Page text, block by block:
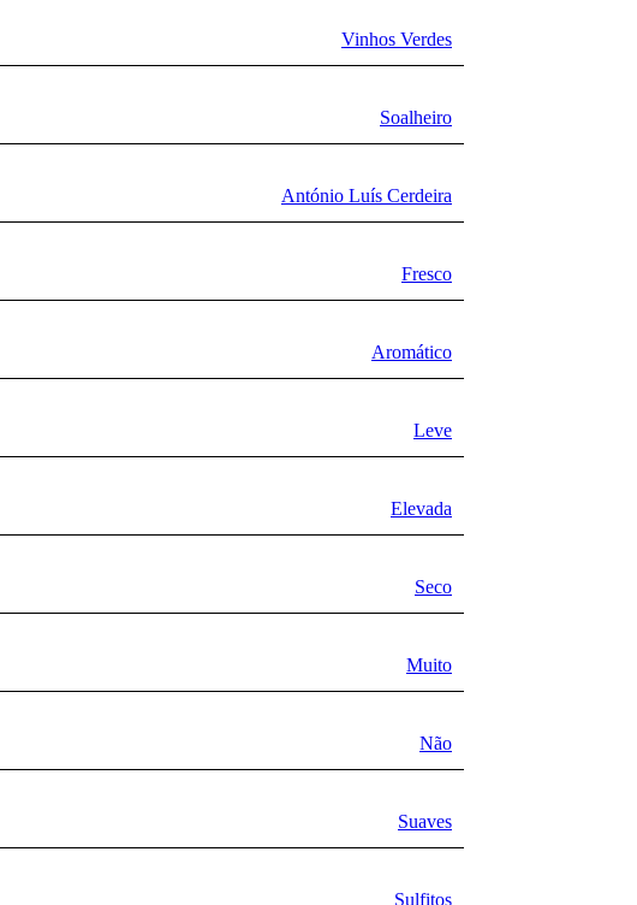
Vinhos Verdes
Soalheiro
António Luís Cerdeira
Fresco
Aromático
Leve
Elevada
Seco
Muito
Não
Suaves
Sulfitos